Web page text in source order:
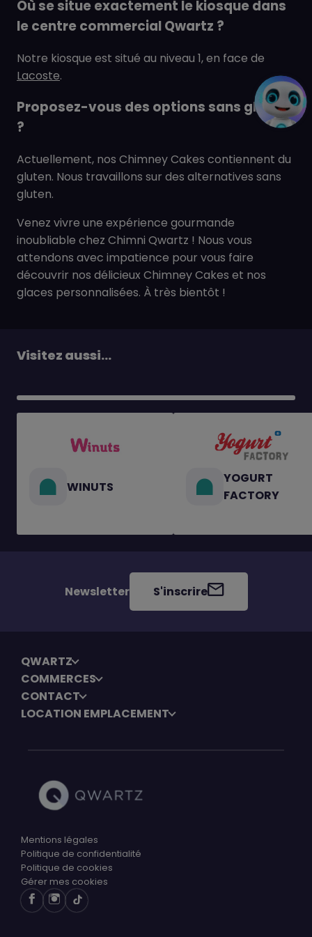
Où se situe exactement le kiosque dans
le centre commercial Qwartz ?
Notre kiosque est situé au niveau 1, en face de
Lacoste.
Proposez-vous des options sans gluten
?
Actuellement, nos Chimney Cakes contiennent du
gluten. Nous travaillons sur des alternatives sans
gluten.
Venez vivre une expérience gourmande
inoubliable chez Chimni Qwartz ! Nous vous
attendons avec impatience pour vous faire
découvrir nos délicieux Chimney Cakes et nos
glaces personnalisées. À très bientôt !
Visitez aussi...
WINUTS
YOGURT
FACTORY
Newsletter S'inscrire
QWARTZ
COMMERCES
CONTACT
LOCATION EMPLACEMENT
Mentions légales
Politique de confidentialité
Politique de cookies
Gérer mes cookies